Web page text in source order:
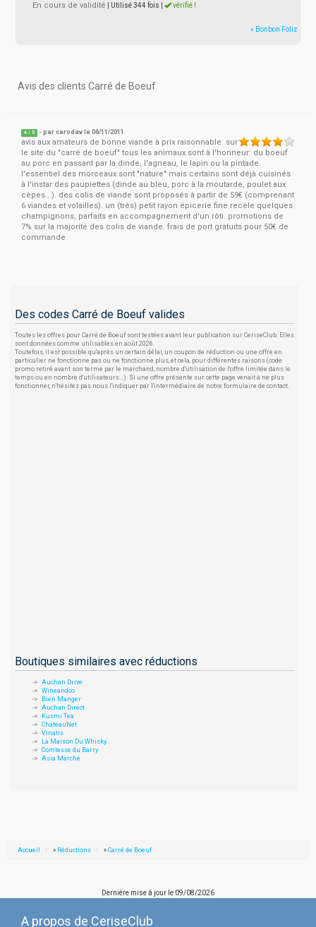
En cours de validité | Utilisé 344 fois vérifié !
» Bonbon Foliz
Avis des clients Carré de Boeuf
4 / 5 - parcarodav le 06/11/2011
avis aux amateurs de bonne viande à prix raisonnable. sur
le site du "carré de boeuf" tous les animaux sont à l'honneur: du boeuf
au porc en passant par la dinde, l'agneau, le lapin ou la pintade.
l'essentiel des morceaux sont "nature" mais certains sont déjà cuisinés
à l'instar des paupiettes (dinde au bleu, porc à la moutarde, poulet aux
cèpes...). des colis de viande sont proposés à partir de 59€ (comprenant
6 viandes et volailles). un (très) petit rayon épicerie fine recèle quelques
champignons, parfaits en accompagnement d'un rôti. promotions de
7% sur la majorité des colis de viande. frais de port gratuits pour 50€ de
commande
Des codes Carré de Boeuf valides
Toutes les offres pour Carré de Boeuf sont testées avant leur publication sur CeriseClub. Elles
sont données comme utilisables en août 2026.
Toutefois, il est possible qu'après un certain délai, un coupon de réduction ou une offre en
particulier ne fonctionne pas ou ne fonctionne plus, et cela, pour différentes raisons (code
promo retiré avant son terme par le marchand, nombre d'utilisation de l'offre limitée dans le
temps ou en nombre d'utilisateurs...). Si une offre présente sur cette page venait à ne plus
fonctionner, n'hésitez pas nous l'indiquer par l'intermédiaire de notre formulaire de contact.
Boutiques similaires avec réductions
Auchan Drive
Wineandco
Bien Manger
Auchan Direct
Kusmi Tea
ChateauNet
Vinatis
La Maison Du Whisky
Comtesse du Barry
Asia Marché
Accueil » Réductions » Carré de Boeuf
Dernière mise à jour le 09/08/2026
A propos de CeriseClub